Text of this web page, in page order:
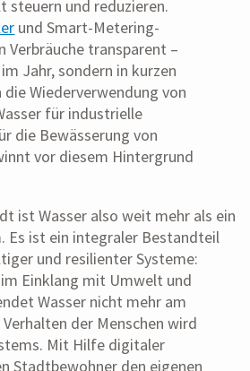
steuern und reduzieren.
und Smart-Metering-
Verbräuche transparent –
Jahr, sondern in kurzen
die Wiederverwendung von
für industrielle
die Bewässerung von
vor diesem Hintergrund
ist Wasser also weit mehr als ein
Es ist ein integraler Bestandteil
und resilienter Systeme:
Einklang mit Umwelt und
Wasser nicht mehr am
der Menschen wird
Mit Hilfe digitaler
Stadtbewohner den eigenen